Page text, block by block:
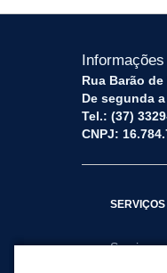
Rua Barão de
De segunda
Tel.: (37)
CNPJ:
SERVIÇOS
Serviços